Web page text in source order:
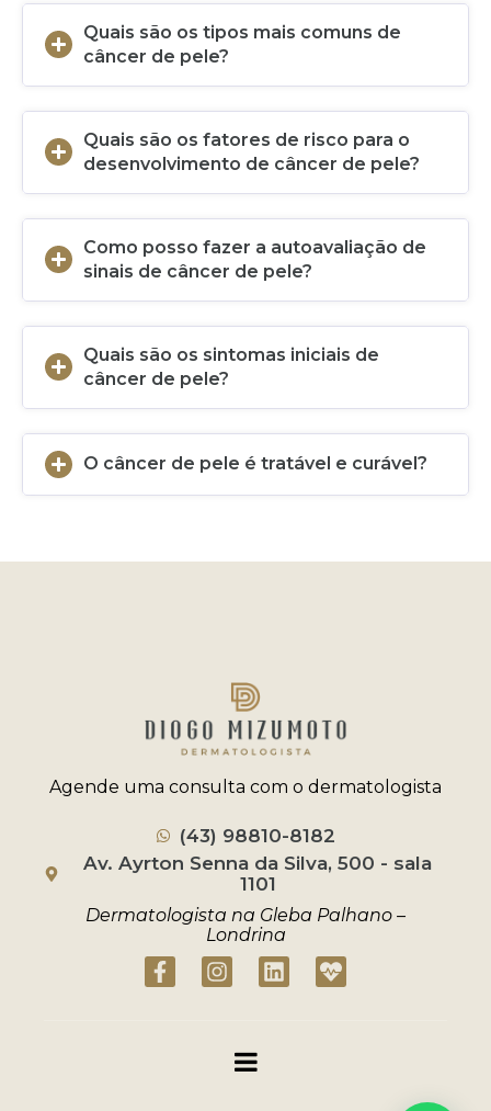
Quais são os tipos mais comuns de
câncer de pele?
Quais são os fatores de risco para o
desenvolvimento de câncer de pele?
Como posso fazer a autoavaliação de
sinais de câncer de pele?
Quais são os sintomas iniciais de
câncer de pele?
O câncer de pele é tratável e curável?
Agende uma consulta com o dermatologista
(43) 98810-8182
Av. Ayrton Senna da Silva, 500 - sala
1101
Dermatologista na Gleba Palhano –
Londrina